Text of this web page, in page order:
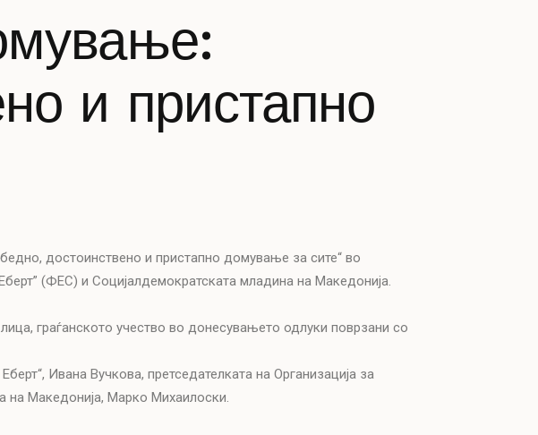
и пристапно
достоинствено и пристапно домување за сите“ во
(ФЕС) и Социјалдемократската младина на Македонија.
граѓанското учество во донесувањето одлуки поврзани со
Ивана Вучкова, претседателката на Организација за
на Македонија, Марко Михаилоски.